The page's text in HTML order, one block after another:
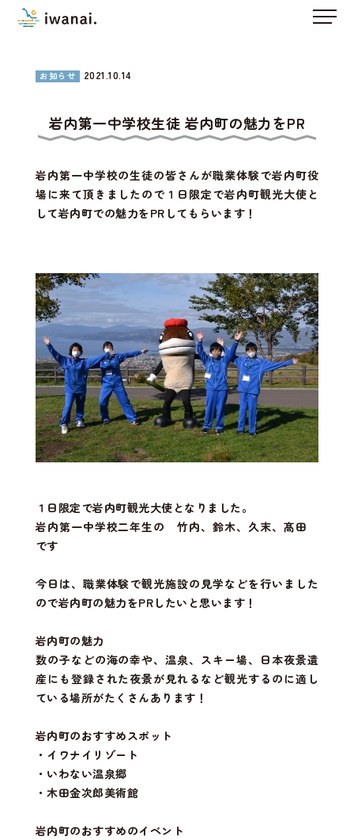
お知らせ 2021.10.14
岩内第一中学校生徒 岩内町の魅力をPR
岩内第一中学校の生徒の皆さんが職業体験で岩内町役
場に来て頂きましたので１日限定で岩内町観光大使と
して岩内町での魅力をPRしてもらいます！
１日限定で岩内町観光大使となりました。
岩内第一中学校二年生の 竹内、鈴木、久末、髙田
です
今日は、職業体験で観光施設の見学などを行いました
ので岩内町の魅力をPRしたいと思います！
岩内町の魅力
数の子などの海の幸や、温泉、スキー場、日本夜景遺
産にも登録された夜景が見れるなど観光するのに適し
ている場所がたくさんあります！
岩内町のおすすめスポット
・イワナイリゾート
・いわない温泉郷
・木田金次郎美術館
岩内町のおすすめのイベント